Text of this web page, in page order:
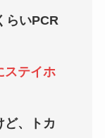
らいPCR
ステイホ
ど、トカ